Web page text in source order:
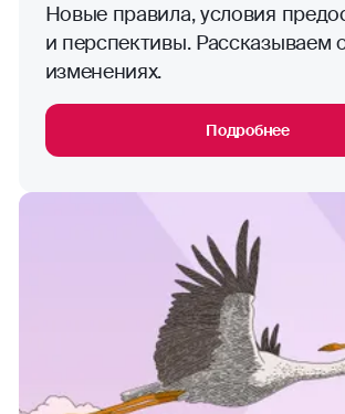
Новые правила, условия
и перспективы. Рассказываем
изменениях.
Подробнее